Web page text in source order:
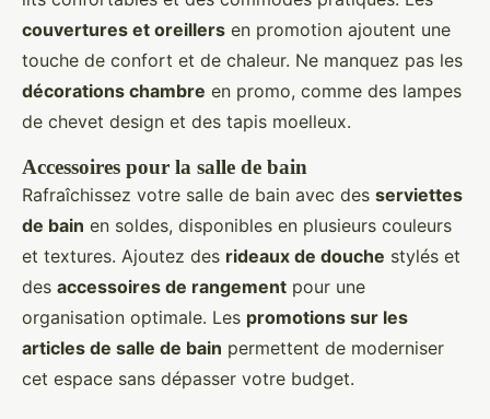
couvertures et oreillers en promotion ajoutent une
touche de confort et de chaleur. Ne manquez pas les
décorations chambre en promo, comme des lampes
de chevet design et des tapis moelleux.
Accessoires pour la salle de bain
Rafraîchissez votre salle de bain avec des serviettes
de bain en soldes, disponibles en plusieurs couleurs
et textures. Ajoutez des rideaux de douche stylés et
des accessoires de rangement pour une
organisation optimale. Les promotions sur les
articles de salle de bain permettent de moderniser
cet espace sans dépasser votre budget.